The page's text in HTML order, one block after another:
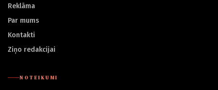
Reklāma
Par mums
Kontakti
Ziņo redakcijai
NOTEIKUMI